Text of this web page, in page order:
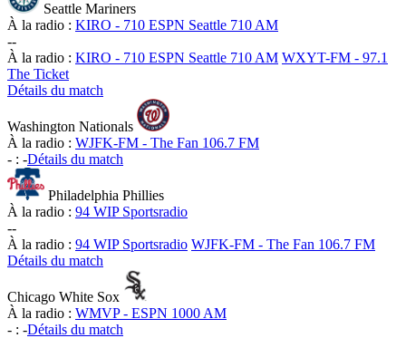
Seattle Mariners
À la radio : KIRO - 710 ESPN Seattle 710 AM
--
À la radio : KIRO - 710 ESPN Seattle 710 AM WXYT-FM - 97.1
The Ticket
Détails du match
Washington Nationals
À la radio : WJFK-FM - The Fan 106.7 FM
- : -Détails du match
Philadelphia Phillies
À la radio : 94 WIP Sportsradio
--
À la radio : 94 WIP Sportsradio WJFK-FM - The Fan 106.7 FM
Détails du match
Chicago White Sox
À la radio : WMVP - ESPN 1000 AM
- : -Détails du match